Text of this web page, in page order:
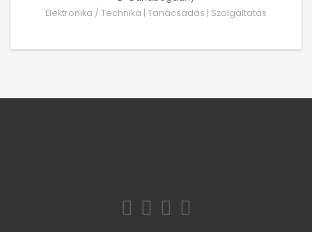
Elektronika / Technika | Tanácsadás | Szolgáltatás